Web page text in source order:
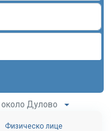
около Дулово
Физическо лице